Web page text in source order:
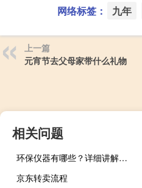
网络标签： 九年
上一篇
元宵节去父母家带什么礼物
相关问题
环保仪器有哪些？详细讲解各类环保仪器的使用方法
京东转卖流程